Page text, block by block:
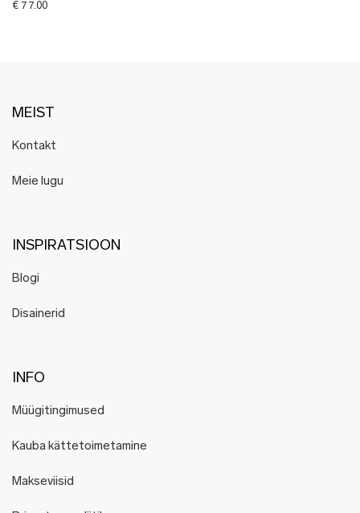
€ 77.00
MEIST
Kontakt
Meie lugu
INSPIRATSIOON
Blogi
Disainerid
INFO
Müügitingimused
Kauba kättetoimetamine
Makseviisid